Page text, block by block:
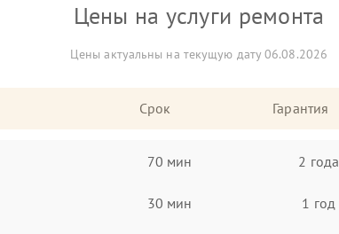
Цены на услуги ремонта
Цены актуальны на текущую дату 06.08.2026
Срок Гарантия
70 мин 2 года
30 мин 1 год